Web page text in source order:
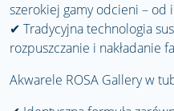
szerokiej gamy odcieni – od
✔ Tradycyjna technologia
rozpuszczanie i nakładanie
Akwarele ROSA Gallery w